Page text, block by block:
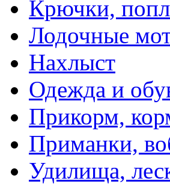
Крючки,
Лодочные
Нахлыст
Одежда и
Прикорм,
Приманки,
Удилища,